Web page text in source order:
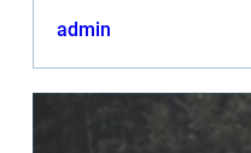
admin